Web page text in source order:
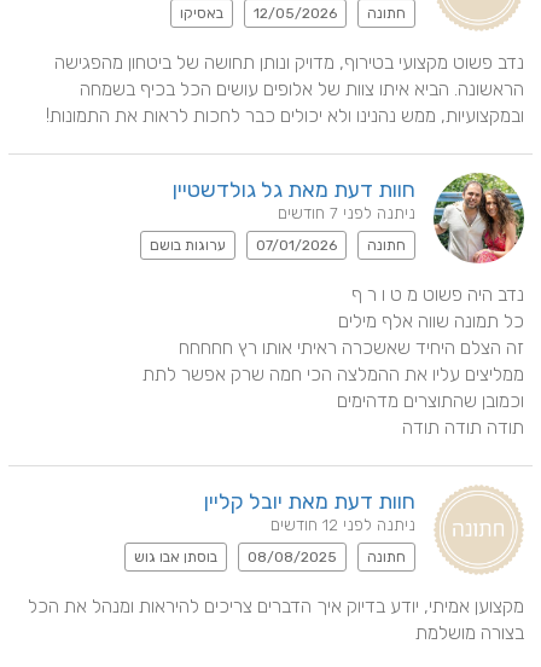
חתונה 12/05/2026 באסיקו
ובמקצועיות, ממש נהנינו ולא יכולים כבר לחכות לראות את התמונות!
חוות דעת מאת גל גולדשטיין
ניתנה לפני 7 חודשים
חתונה 07/01/2026 ערוגות בושם
תודה תודה תודה
חוות דעת מאת יובל קליין
ניתנה לפני 12 חודשים
חתונה 08/08/2025 בוסתן אבו גוש
בצורה מושלמת